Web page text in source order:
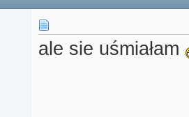
ale sie uśmiałam